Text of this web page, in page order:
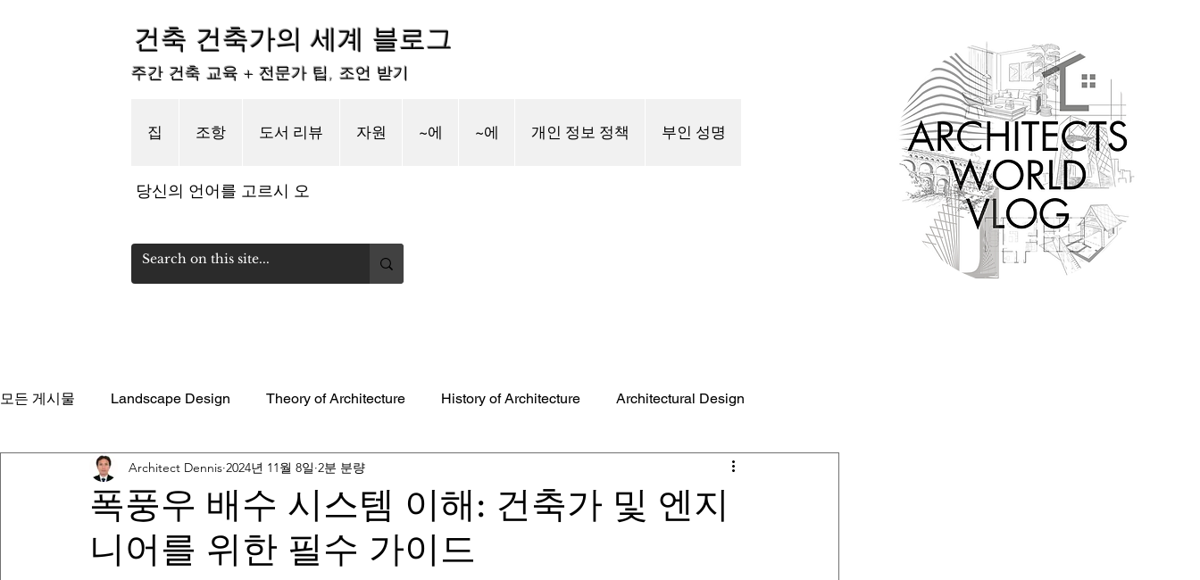
건축 건축가의 세계 블로그
집 조항 도서 리뷰 자원 ~에 ~에 개인 정보 정책 부인 성명
당신의 언어를 고르시 오
주간 건축 교육 + 전문가 팁, 조언 받기
모든 게시물 Landscape Design Theory of Architecture History of Architecture Architectural Design
Architectural Interiors Building Technology
Quantity Surveying Estimate tool Sustainable Architecture Timely Tips and Advice
폭풍우 배수 시스템 이해: 건축가 및 엔지
니어를 위한 필수 가이드
Architect Dennis 2024년 11월 8일 2분 분량